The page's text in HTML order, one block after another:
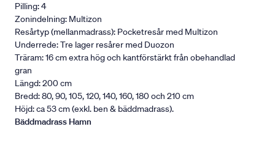
Pilling: 4
Zonindelning: Multizon
Resårtyp (mellanmadrass): Pocketresår med Multizon
Underrede: Tre lager resårer med Duozon
Träram: 16 cm extra hög och kantförstärkt från obehandlad
gran
Längd: 200 cm
Bredd: 80, 90, 105, 120, 140, 160, 180 och 210 cm
Höjd: ca 53 cm (exkl. ben & bäddmadrass).
Bäddmadrass Hamn